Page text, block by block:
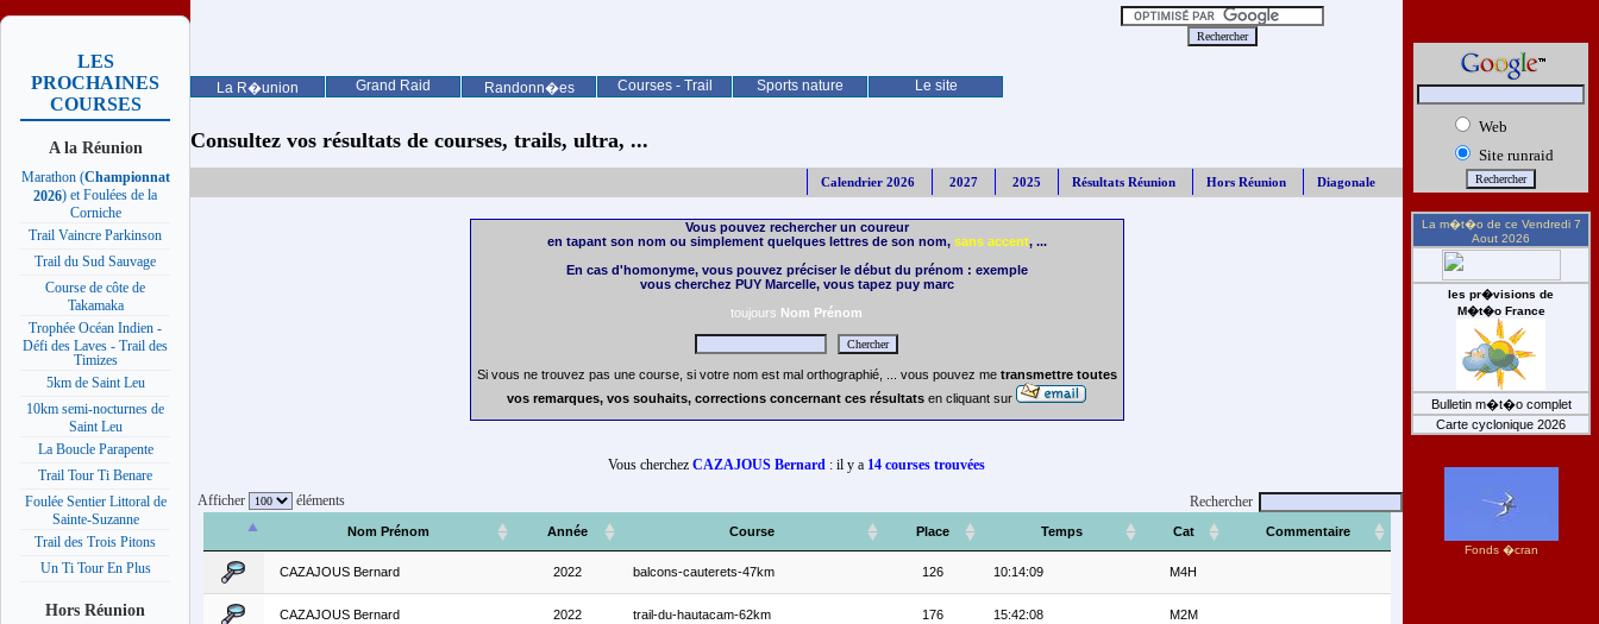
La R�union Grand Raid Randonn�es Courses - Trail Sports nature Le site
LES
PROCHAINES
COURSES
A la Réunion
Marathon (Championnat
2026) et Foulées de la
Corniche
Trail Vaincre Parkinson
Trail du Sud Sauvage
Course de côte de
Takamaka
Trophée Océan Indien -
Défi des Laves - Trail des
Timizes
5km de Saint Leu
10km semi-nocturnes de
Saint Leu
La Boucle Parapente
Trail Tour Ti Benare
Foulée Sentier Littoral de
Sainte-Suzanne
Trail des Trois Pitons
Un Ti Tour En Plus
Hors Réunion
Consultez vos résultats de courses, trails, ultra, ...
Calendrier 2026 2027 2025 Résultats Réunion Hors Réunion Diagonale
Vous pouvez rechercher un coureur
en tapant son nom ou simplement quelques lettres de son nom, sans accent, ...
En cas d'homonyme, vous pouvez préciser le début du prénom : exemple
vous cherchez PUY Marcelle, vous tapez puy marc
toujours Nom Prénom
Si vous ne trouvez pas une course, si votre nom est mal orthographié, ... vous pouvez me transmettre toutes
vos remarques, vos souhaits, corrections concernant ces résultats en cliquant sur
Vous cherchez CAZAJOUS Bernard : il y a 14 courses trouvées
Afficher éléments Rechercher
Nom Prénom Année Course Place Temps Cat Commentaire
CAZAJOUS Bernard 2022 balcons-cauterets-47km 126 10:14:09 M4H
CAZAJOUS Bernard 2022 trail-du-hautacam-62km 176 15:42:08 M2M
Web
Site runraid
La m�t�o de ce Vendredi 7
Aout 2026
les pr�visions de
M�t�o France
Bulletin m�t�o complet
Carte cyclonique 2026
Fonds �cran